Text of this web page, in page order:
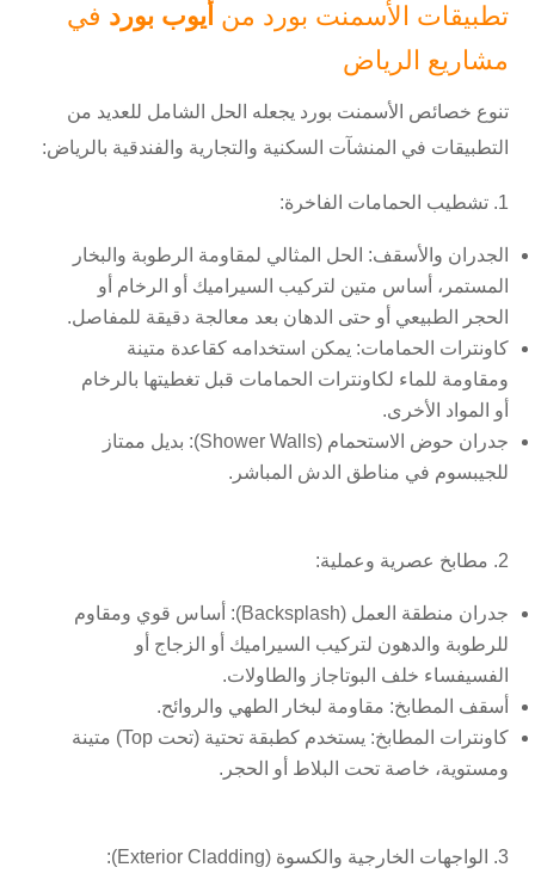
تطبيقات الأسمنت بورد من أيوب بورد في
مشاريع الرياض
تنوع خصائص الأسمنت بورد يجعله الحل الشامل للعديد من
التطبيقات في المنشآت السكنية والتجارية والفندقية بالرياض:
1. تشطيب الحمامات الفاخرة:
الجدران والأسقف: الحل المثالي لمقاومة الرطوبة والبخار
المستمر، أساس متين لتركيب السيراميك أو الرخام أو
الحجر الطبيعي أو حتى الدهان بعد معالجة دقيقة للمفاصل.
كاونترات الحمامات: يمكن استخدامه كقاعدة متينة
ومقاومة للماء لكاونترات الحمامات قبل تغطيتها بالرخام
أو المواد الأخرى.
جدران حوض الاستحمام (Shower Walls):
بديل ممتاز
للجيبسوم في مناطق الدش المباشر.
2. مطابخ عصرية وعملية:
جدران منطقة العمل (Backsplash):
أساس قوي ومقاوم
للرطوبة والدهون لتركيب السيراميك أو الزجاج أو
الفسيفساء خلف البوتاجاز والطاولات.
أسقف المطابخ: مقاومة لبخار الطهي والروائح.
كاونترات المطابخ:
يستخدم كطبقة تحتية (تحت Top) متينة
ومستوية، خاصة تحت البلاط أو الحجر.
3. الواجهات الخارجية والكسوة (Exterior Cladding):